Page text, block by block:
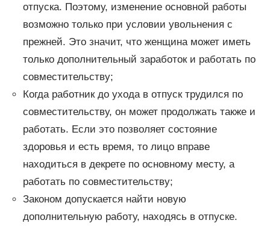
отпуска. Поэтому, изменение основной работы
возможно только при условии увольнения с
прежней. Это значит, что женщина может иметь
только дополнительный заработок и работать по
совместительству;
Когда работник до ухода в отпуск трудился по
совместительству, он может продолжать также и
работать. Если это позволяет состояние
здоровья и есть время, то лицо вправе
находиться в декрете по основному месту, а
работать по совместительству;
Законом допускается найти новую
дополнительную работу, находясь в отпуске.